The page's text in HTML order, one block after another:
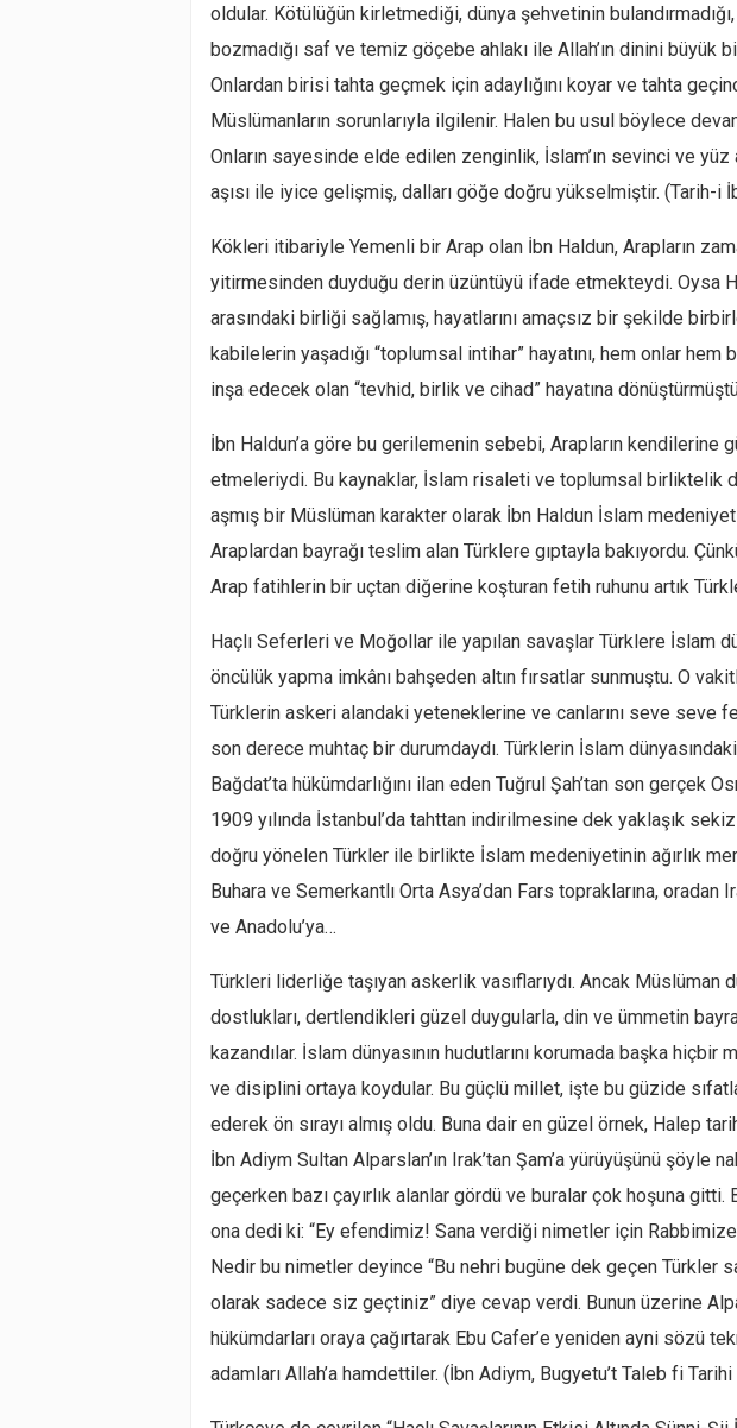
oldular. Kötülüğün kirletmediği, dünya şehvetinin
bozmadığı saf ve temiz göçebe ahlakı ile Allah’ın dinini büyük
Onlardan birisi tahta geçmek için adaylığını koyar ve tahta
Müslümanların sorunlarıyla ilgilenir. Halen bu usul böylece
Onların sayesinde elde edilen zenginlik, İslam’ın sevinci ve yüz
aşısı ile iyice gelişmiş, dalları göğe doğru yükselmiştir. (Tarih-i
Kökleri itibariyle Yemenli bir Arap olan İbn Haldun, Arapların
yitirmesinden duyduğu derin üzüntüyü ifade etmekteydi. Oysa
arasındaki birliği sağlamış, hayatlarını amaçsız bir şekilde
kabilelerin yaşadığı “toplumsal intihar” hayatını, hem onlar
inşa edecek olan “tevhid, birlik ve cihad” hayatına
İbn Haldun’a göre bu gerilemenin sebebi, Arapların kendilerine
etmeleriydi. Bu kaynaklar, İslam risaleti ve toplumsal birliktelik
aşmış bir Müslüman karakter olarak İbn Haldun İslam
Araplardan bayrağı teslim alan Türklere gıptayla bakıyordu.
Arap fatihlerin bir uçtan diğerine koşturan fetih ruhunu artık
Haçlı Seferleri ve Moğollar ile yapılan savaşlar Türklere İslam
öncülük yapma imkânı bahşeden altın fırsatlar sunmuştu. O
Türklerin askeri alandaki yeteneklerine ve canlarını seve seve
son derece muhtaç bir durumdaydı. Türklerin İslam
Bağdat’ta hükümdarlığını ilan eden Tuğrul Şah’tan son gerçek
1909 yılında İstanbul’da tahttan indirilmesine dek yaklaşık
doğru yönelen Türkler ile birlikte İslam medeniyetinin ağırlık
Buhara ve Semerkantlı Orta Asya’dan Fars topraklarına, oradan
ve Anadolu’ya…
Türkleri liderliğe taşıyan askerlik vasıflarıydı. Ancak Müslüman
dostlukları, dertlendikleri güzel duygularla, din ve ümmetin
kazandılar. İslam dünyasının hudutlarını korumada başka
ve disiplini ortaya koydular. Bu güçlü millet, işte bu güzide
ederek ön sırayı almış oldu. Buna dair en güzel örnek, Halep
İbn Adiym Sultan Alparslan’ın Irak’tan Şam’a yürüyüşünü şöyle
geçerken bazı çayırlık alanlar gördü ve buralar çok hoşuna
ona dedi ki: “Ey efendimiz! Sana verdiği nimetler için
Nedir bu nimetler deyince “Bu nehri bugüne dek geçen Türkler
olarak sadece siz geçtiniz” diye cevap verdi. Bunun üzerine
hükümdarları oraya çağırtarak Ebu Cafer’e yeniden ayni sözü
adamları Allah’a hamdettiler. (İbn Adiym, Bugyetu’t Taleb fi